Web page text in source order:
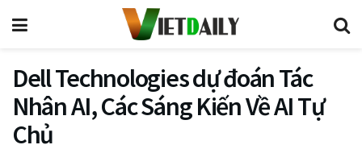
Dell Technologies dự đoán Tác
Nhân AI, Các Sáng Kiến Về AI Tự
Chủ